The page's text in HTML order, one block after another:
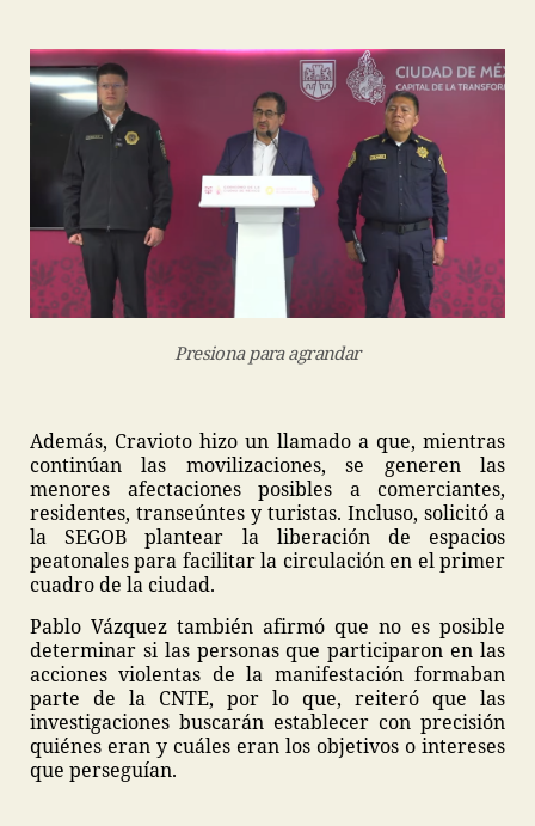
Presiona para agrandar
Además, Cravioto hizo un llamado a que, mientras
continúan las movilizaciones, se generen las
menores afectaciones posibles a comerciantes,
residentes, transeúntes y turistas. Incluso, solicitó a
la SEGOB plantear la liberación de espacios
peatonales para facilitar la circulación en el primer
cuadro de la ciudad.
Pablo Vázquez también afirmó que no es posible
determinar si las personas que participaron en las
acciones violentas de la manifestación formaban
parte de la CNTE, por lo que, reiteró que las
investigaciones buscarán establecer con precisión
quiénes eran y cuáles eran los objetivos o intereses
que perseguían.